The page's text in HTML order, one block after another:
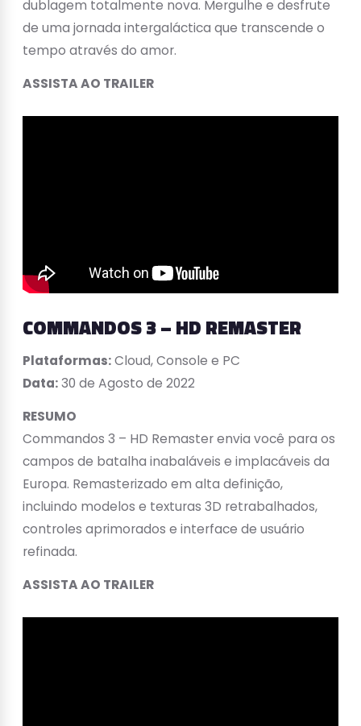
dublagem totalmente nova. Mergulhe e desfrute
de uma jornada intergaláctica que transcende o
tempo através do amor.
ASSISTA AO TRAILER
COMMANDOS 3 – HD REMASTER
Plataformas:Cloud, Console e PC
Data:30 de Agosto de 2022
RESUMO
Commandos 3 – HD Remaster envia você para os
campos de batalha inabaláveis e implacáveis da
Europa. Remasterizado em alta definição,
incluindo modelos e texturas 3D retrabalhados,
controles aprimorados e interface de usuário
refinada.
ASSISTA AO TRAILER